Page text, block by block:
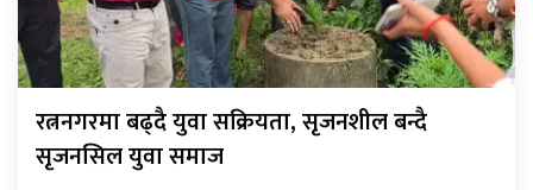
रत्ननगरमा बढ्दै युवा सक्रियता, सृजनशील बन्दै
सृजनसिल युवा समाज